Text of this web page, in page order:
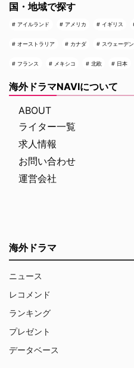
国・地域で探す
アイルランド アメリカ イギリス
オーストラリア カナダ スウェーデン
フランス メキシコ 北欧 日本
海外ドラマNAVIについて
ABOUT
ライター一覧
求人情報
お問い合わせ
運営会社
海外ドラマ
ニュース
レコメンド
ランキング
プレゼント
データベース